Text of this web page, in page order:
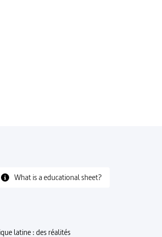
What is a educational sheet?